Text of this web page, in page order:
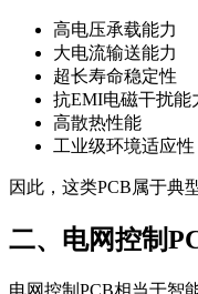
高电压承载能力
大电流输送能力
超长寿命稳定性
抗EMI电磁干扰能
高散热性能
工业级环境适应性
因此，这类PCB属于典
二、电网控制
电网控制PCB相当于智